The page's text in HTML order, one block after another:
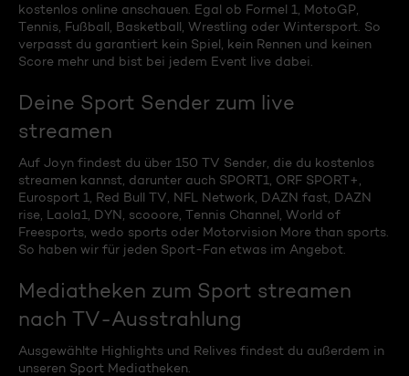
kostenlos online anschauen. Egal ob Formel 1, MotoGP,
Tennis, Fußball, Basketball, Wrestling oder Wintersport. So
verpasst du garantiert kein Spiel, kein Rennen und keinen
Score mehr und bist bei jedem Event live dabei.
Deine Sport Sender zum live
streamen
Auf Joyn findest du über 150 TV Sender, die du kostenlos
streamen kannst, darunter auch SPORT1, ORF SPORT+,
Eurosport 1, Red Bull TV, NFL Network, DAZN fast, DAZN
rise, Laola1, DYN, scooore, Tennis Channel, World of
Freesports, wedo sports oder Motorvision More than sports.
So haben wir für jeden Sport-Fan etwas im Angebot.
Mediatheken zum Sport streamen
nach TV-Ausstrahlung
Ausgewählte Highlights und Relives findest du außerdem in
unseren Sport Mediatheken.